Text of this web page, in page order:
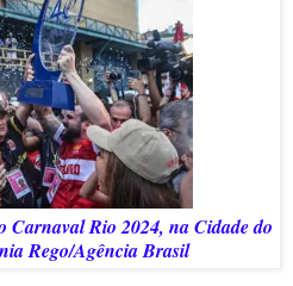
Carnaval Rio 2024, na Cidade do
Rego/Agência Brasil